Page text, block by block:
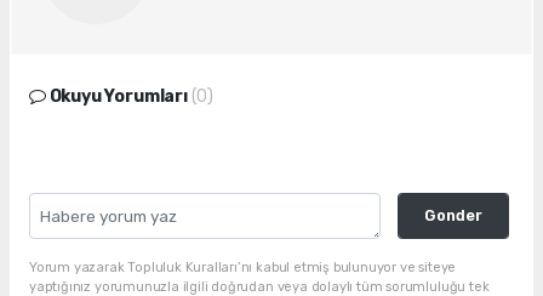
Okuyu Yorumları (0)
Gonder
Yorum yazarak Topluluk Kuralları’nı kabul etmiş bulunuyor ve siteye
yaptığınız yorumunuzla ilgili doğrudan veya dolaylı tüm sorumluluğu tek